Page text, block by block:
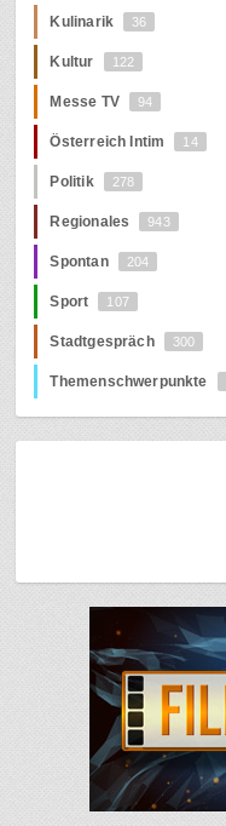
Kulinarik 36
Kultur 122
Messe TV 94
Österreich Intim 14
Politik 278
Regionales 943
Spontan 204
Sport 107
Stadtgespräch 300
Themenschwerpunkte